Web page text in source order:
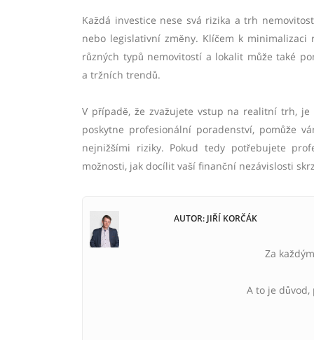
Každá investice nese svá rizika a trh
nebo legislativní změny. Klíčem k
různých typů nemovitostí a lokalit může také
a tržních trendů.
V případě, že zvažujete vstup na realitní trh,
poskytne profesionální poradenství, pomůže
nejnižšími riziky. Pokud tedy potřebujete
možnosti, jak docílit vaší finanční nezávislosti
AUTOR: JIŘÍ KORČÁK
Za
A to je